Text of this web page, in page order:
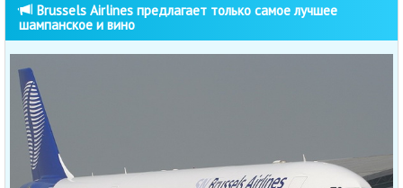
Brussels Airlines предлагает только самое лучшее
шампанское и вино